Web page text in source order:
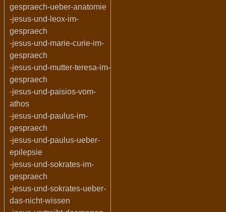
gespraech-ueber-anatomie
-jesus-und-leox-im-
gespraech
-jesus-und-marie-curie-im-
gespraech
-jesus-und-mutter-teresa-im-
gespraech
-jesus-und-paisios-vom-
athos
-jesus-und-paulus-im-
gespraech
-jesus-und-paulus-ueber-
epilepsie
-jesus-und-sokrates-im-
gespraech
-jesus-und-sokrates-ueber-
das-nicht-wissen